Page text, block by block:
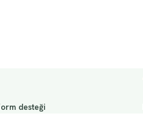
desteği